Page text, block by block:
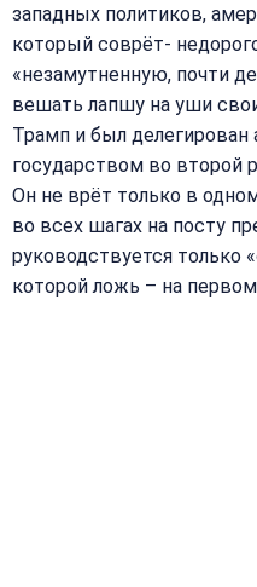
западных политиков,
который соврёт-
«незамутненную, почти
вешать лапшу на уши
Трамп и был
государством во второй
Он не врёт только в
во всех шагах на посту
руководствуется только
которой ложь – на